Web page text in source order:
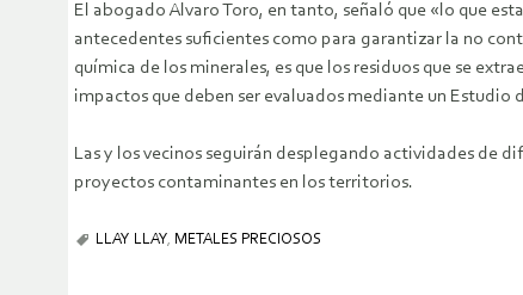
El abogado Alvaro Toro, en tanto, señaló que «lo que
antecedentes suficientes como para garantizar la no
química de los minerales, es que los residuos que se
impactos que deben ser evaluados mediante un
Las y los vecinos seguirán desplegando actividades de
proyectos contaminantes en los territorios.
LLAY LLAY, METALES PRECIOSOS